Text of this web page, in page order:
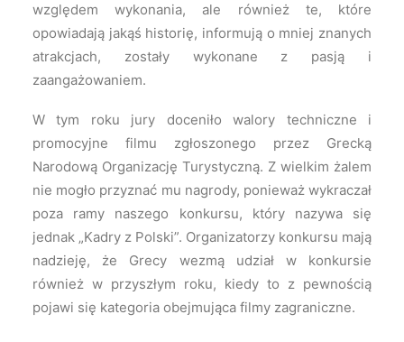
względem wykonania, ale również te, które
opowiadają jakąś historię, informują o mniej znanych
atrakcjach, zostały wykonane z pasją i
zaangażowaniem.
W tym roku jury doceniło walory techniczne i
promocyjne filmu zgłoszonego przez Grecką
Narodową Organizację Turystyczną. Z wielkim żalem
nie mogło przyznać mu nagrody, ponieważ wykraczał
poza ramy naszego konkursu, który nazywa się
jednak „Kadry z Polski”. Organizatorzy konkursu mają
nadzieję, że Grecy wezmą udział w konkursie
również w przyszłym roku, kiedy to z pewnością
pojawi się kategoria obejmująca filmy zagraniczne.